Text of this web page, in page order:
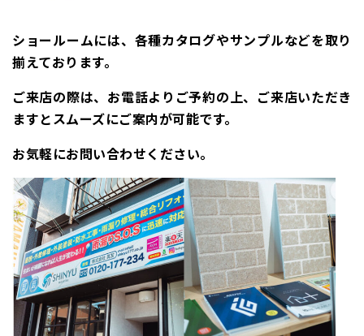
ショールームには、各種カタログやサンプルなどを取り
揃えております。
ご来店の際は、お電話よりご予約の上、ご来店いただき
ますとスムーズにご案内が可能です。
お気軽にお問い合わせください。